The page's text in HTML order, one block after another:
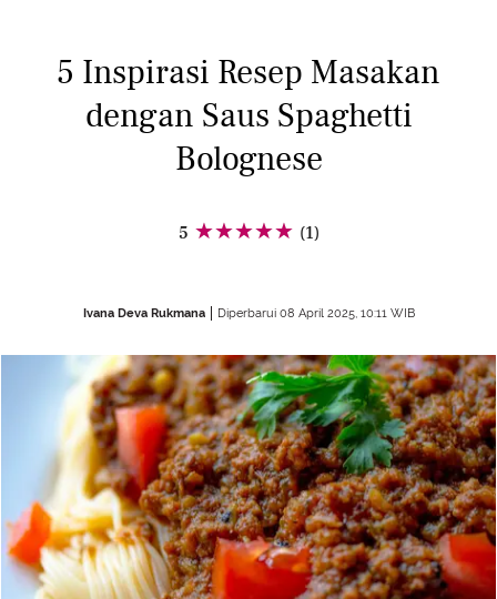
5 Inspirasi Resep Masakan
dengan Saus Spaghetti
Bolognese
5 (1)
Ivana Deva Rukmana Diperbarui 08 April 2025, 10:11 WIB